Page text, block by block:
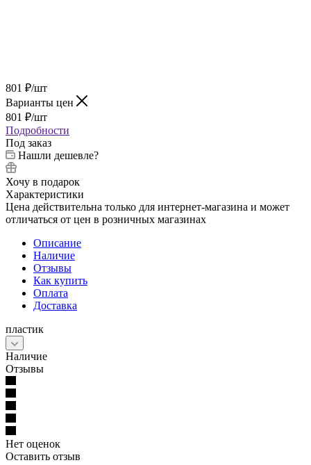
801 ₽/шт
Варианты цен
801 ₽/шт
Подробности
Под заказ
Нашли дешевле?
Хочу в подарок
Характеристики
Цена действительна только для интернет-магазина и может
отличаться от цен в розничных магазинах
Описание
Наличие
Отзывы
Как купить
Оплата
Доставка
пластик
Наличие
Отзывы
Нет оценок
Оставить отзыв